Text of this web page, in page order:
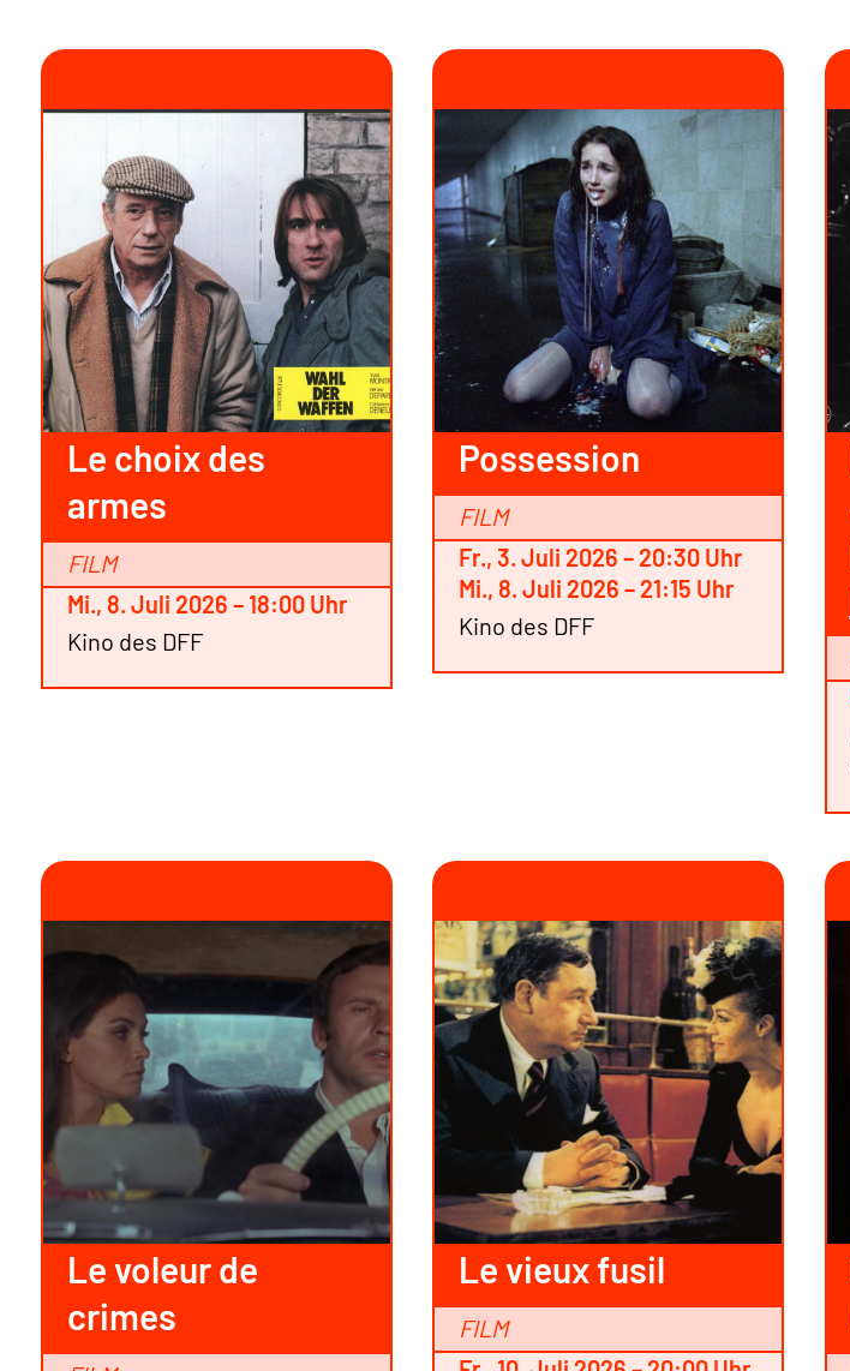
Le choix des
armes
FILM
Mi., 8. Juli 2026 – 18:00 Uhr
Kino des DFF
Possession
FILM
Fr., 3. Juli 2026 – 20:30 Uhr
Mi., 8. Juli 2026 – 21:15 Uhr
Kino des DFF
Le voleur de
crimes
Le vieux fusil
FILM